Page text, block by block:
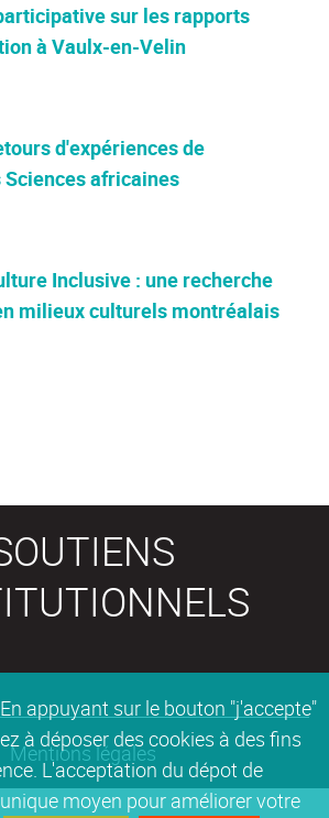
appuyant sur le bouton "j'accepte"
à déposer des cookies à des fins
L'acceptation du dépot de
moyen pour améliorer votre
sur les rapports
à Vaulx-en-Velin
d'expériences de
Sciences africaines
Inclusive : une recherche
milieux culturels montréalais
Mentions légales